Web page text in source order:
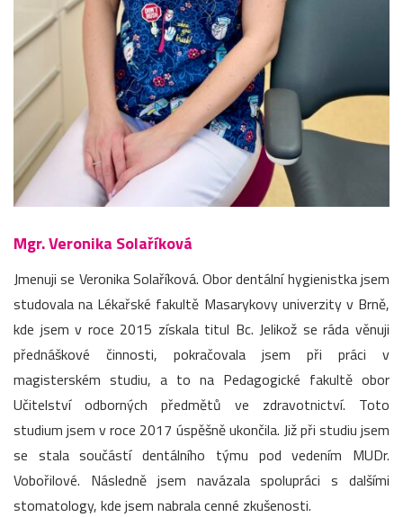
Mgr. Veronika Solaříková
Jmenuji se Veronika Solaříková. Obor dentální hygienistka jsem
studovala na Lékařské fakultě Masarykovy univerzity v Brně,
kde jsem v roce 2015 získala titul Bc. Jelikož se ráda věnuji
přednáškové činnosti, pokračovala jsem při práci v
magisterském studiu, a to na Pedagogické fakultě obor
Učitelství odborných předmětů ve zdravotnictví. Toto
studium jsem v roce 2017 úspěšně ukončila. Již při studiu jsem
se stala součástí dentálního týmu pod vedením MUDr.
Vobořilové. Následně jsem navázala spolupráci s dalšími
stomatology, kde jsem nabrala cenné zkušenosti.